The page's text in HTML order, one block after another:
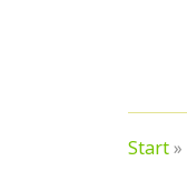
Start»